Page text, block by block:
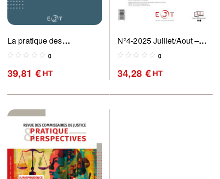
La pratique des
expulsions 0
39,81 €HT
N°4-2025 Juillet/Aout –
Revue des commissaires
perspectives
0
34,28 €HT